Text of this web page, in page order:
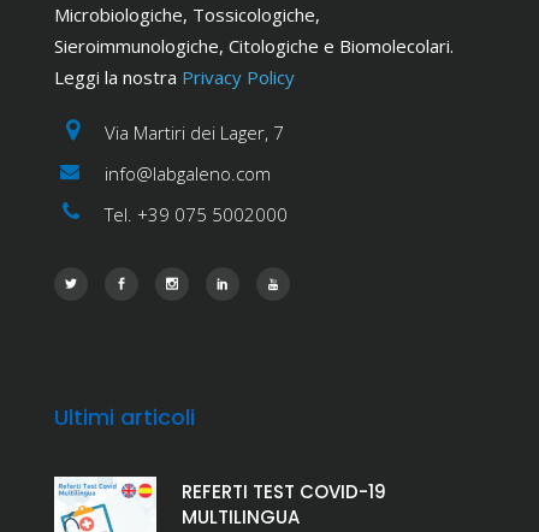
Microbiologiche, Tossicologiche,
Sieroimmunologiche, Citologiche e Biomolecolari.
Leggi la nostra Privacy Policy
Via Martiri dei Lager, 7
info@labgaleno.com
Tel. +39 075 5002000
Ultimi articoli
REFERTI TEST COVID-19
MULTILINGUA